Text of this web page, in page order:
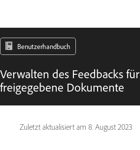
Benutzerhandbuch
Verwalten des Feedbacks für
freigegebene Dokumente
Zuletzt aktualisiert am 8. August 2023